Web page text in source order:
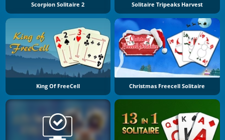
Scorpion Solitaire 2 Solitaire Tripeaks Harvest
King Of FreeCell Christmas Freecell Solitaire